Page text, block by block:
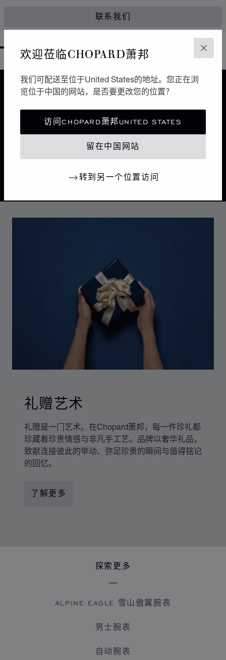
关闭
欢迎莅临CHOPARD萧邦
我们可配送至位于United States的地址。您正在浏
览位于中国的网站，是否要更改您的位置？
访问CHOPARD萧邦UNITED STATES
留在中国网站
转到另一个位置访问
联系我们
GO TO SLIDE 1
GO TO SLIDE 2
GO TO SLIDE 3
GO TO SLIDE 4
GO TO SLIDE 5
GO TO SLIDE 6
GO TO SLIDE 7
GO TO SLIDE 8
GO TO SLIDE 9
GO TO SLIDE 10
设计
经典设计
大自然引导着萧邦制表师的巧手。Alpine Eagle雪山傲翼
瑞士腕表是一曲细腻考究的交响乐章，每一处细节都受到
雄伟的阿尔卑斯山和雄鹰所启迪。
礼赠艺术
礼赠是一门艺术。在Chopard萧邦，每一件珍礼都
珍藏着珍贵情感与非凡手工艺。品牌以奢华礼品，
致献连接彼此的举动、弥足珍贵的瞬间与值得铭记
的回忆。
了解更多
探索更多
ALPINE EAGLE 雪山傲翼腕表
男士腕表
自动腕表